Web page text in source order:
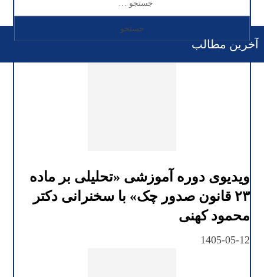
آخرین مطالب
ویدیوی دوره آموزشی «تحلیلی بر ماده
۲۳ قانون صدور چک» با سخنرانی دکتر
محمود کهنی
1405-05-12